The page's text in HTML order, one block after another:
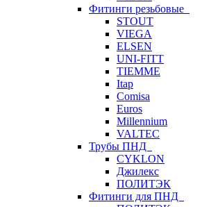
Фитинги резьбовые
STOUT
VIEGA
ELSEN
UNI-FITT
TIEMME
Itap
Comisa
Euros
Millennium
VALTEC
Трубы ПНД
CYKLON
Джилекс
ПОЛИТЭК
Фитинги для ПНД